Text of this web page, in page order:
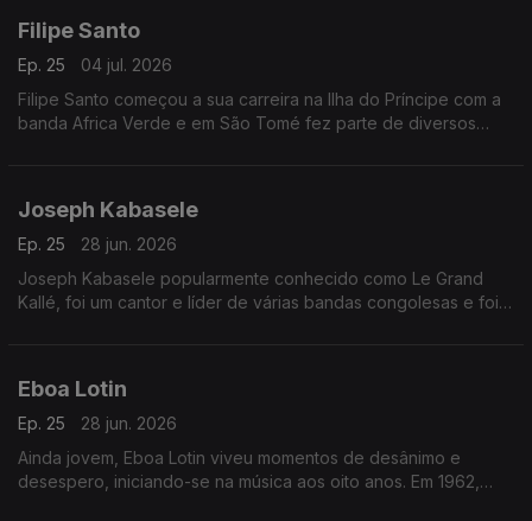
Filipe Santo
Ep. 25
04 jul. 2026
Filipe Santo começou a sua carreira na Ilha do Príncipe com a
banda Africa Verde e em São Tomé fez parte de diversos
Joseph Kabasele
Ep. 25
28 jun. 2026
Joseph Kabasele popularmente conhecido como Le Grand
Kallé, foi um cantor e líder de várias bandas congolesas e foi
Eboa Lotin
Ep. 25
28 jun. 2026
Ainda jovem, Eboa Lotin viveu momentos de desânimo e
desespero, iniciando-se na música aos oito anos. Em 1962,